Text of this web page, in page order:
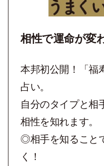
相性で運命が変
本邦初公開！「福
占い。
自分のタイプと相
相性を知れます。
◎相手を知ること
く！